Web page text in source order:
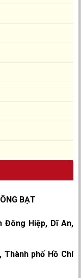
BẠT
Đông Hiệp, Dĩ An,
Thành phố Hồ Chí